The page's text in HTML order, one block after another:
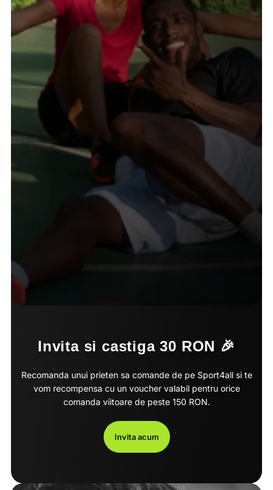
Invita si castiga 30 RON 🎉
Recomanda unui prieten sa comande de pe Sport4all si te
vom recompensa cu un voucher valabil pentru orice
comanda viitoare de peste 150 RON.
Invita acum